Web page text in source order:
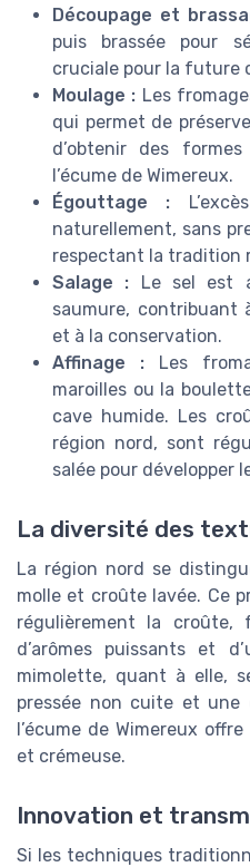
Découpage et
puis brassée pour
cruciale pour la future
Moulage : Les
qui permet de
d’obtenir des
l’écume de Wimereux.
Égouttage :
naturellement, sans
respectant la tradition
Salage : Le sel est
saumure,
et à la conservation.
Affinage :Les
maroilles ou la
cave humide. Les
région nord, sont
salée pour développer
La diversité des
La région nord se
molle et croûte lavée. Ce
régulièrement la croûte,
d’arômes puissants et
mimolette, quant à elle,
pressée non cuite et une
l’écume de Wimereux
et crémeuse.
Innovation et
Si les techniques